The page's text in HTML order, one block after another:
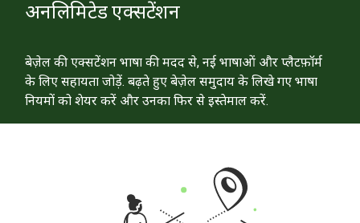
अनलिमिटेड एक्सटेंशन
बेज़ेल की एक्सटेंशन भाषा की मदद से, नई भाषाओं और प्लैटफ़ॉर्म
के लिए सहायता जोड़ें. बढ़ते हुए बेज़ेल समुदाय के लिखे गए भाषा
नियमों को शेयर करें और उनका फिर से इस्तेमाल करें.